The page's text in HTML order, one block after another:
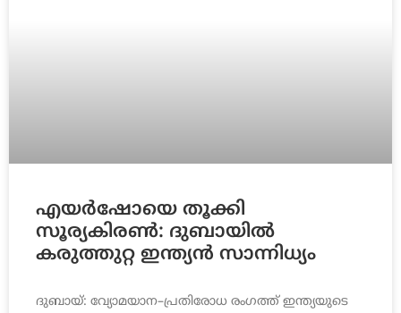
എയർഷോയെ തൂക്കി
സൂര്യകിരൺ: ദുബായിൽ
കരുത്തുറ്റ ഇന്ത്യൻ സാന്നിധ്യം
ദുബായ്: വ്യോമയാന–പ്രതിരോധ രംഗത്ത് ഇന്ത്യയുടെ